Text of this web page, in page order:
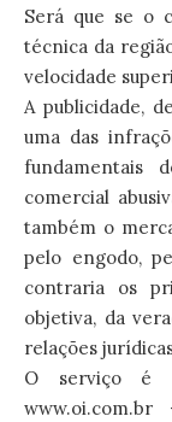
Será que se o
técnica da
velocidade
A publicidade,
uma das
fundamentais
comercial
também o
pelo engodo,
contraria os
objetiva, da
relações
O serviço é